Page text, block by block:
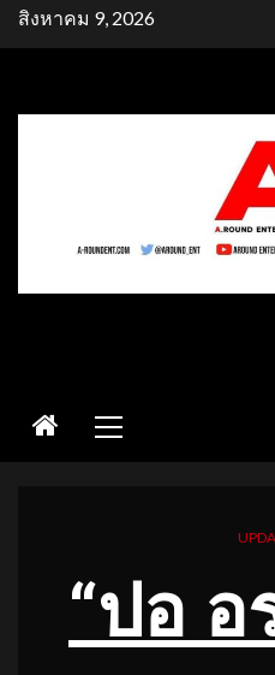
Skipสิงหาคม 9, 2026
Menu
“ปอ